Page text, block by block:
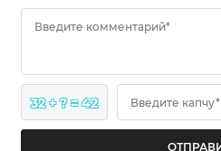
Введите комментарий*
32 + ? = 42 Введите капчу*